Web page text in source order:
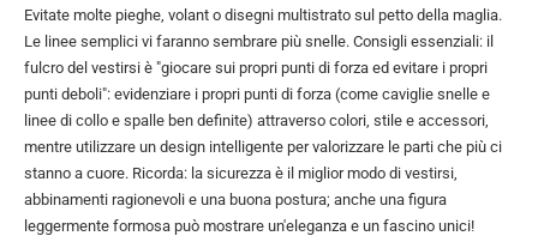
Evitate molte pieghe, volant o disegni multistrato sul petto della maglia.
Le linee semplici vi faranno sembrare più snelle. Consigli essenziali: il
fulcro del vestirsi è "giocare sui propri punti di forza ed evitare i propri
punti deboli": evidenziare i propri punti di forza (come caviglie snelle e
linee di collo e spalle ben definite) attraverso colori, stile e accessori,
mentre utilizzare un design intelligente per valorizzare le parti che più ci
stanno a cuore. Ricorda: la sicurezza è il miglior modo di vestirsi,
abbinamenti ragionevoli e una buona postura; anche una figura
leggermente formosa può mostrare un'eleganza e un fascino unici!